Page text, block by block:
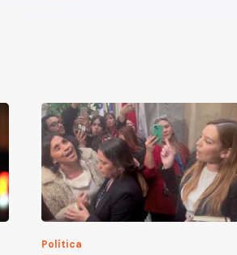
Política